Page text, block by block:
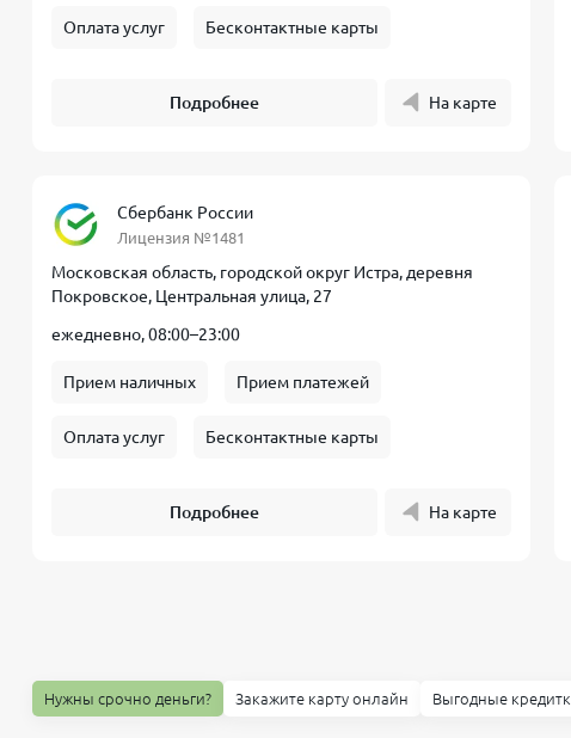
Оплата услуг Бесконтактные карты
Подробнее На карте
Сбербанк России
Лицензия №1481
Московская область, городской округ Истра, деревня
Покровское, Центральная улица, 27
ежедневно, 08:00–23:00
Прием наличных Прием платежей
Оплата услуг Бесконтактные карты
Подробнее На карте
Нужны срочно деньги? Закажите карту онлайн Выгодные